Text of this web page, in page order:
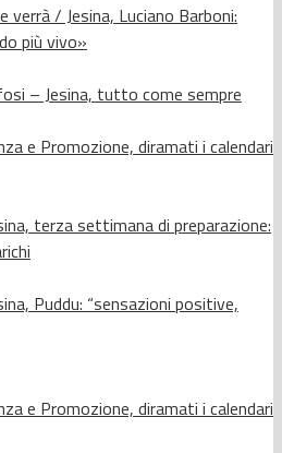
verrà / Jesina, Luciano Barboni:
più vivo»
– Jesina, tutto come sempre
e Promozione, diramati i calendari
terza settimana di preparazione:
Puddu: “sensazioni positive,
e Promozione, diramati i calendari